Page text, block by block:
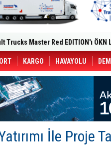
Yeni Tesisiyle Küresel Büyümesini
Dron Saldırısı: 3
CCO'su Oldu
49 Destinasyonda İndirimli
Kargo Haziran 2026 Döneminde
Dergi)
Dijitalleştiriyor
in June, Up 8.5%
ile Güçlendirdi
Saadia Zahidi Getirildi. IATA
Zahidi as Director General
KARGO HAVAYOLU
İle Proje